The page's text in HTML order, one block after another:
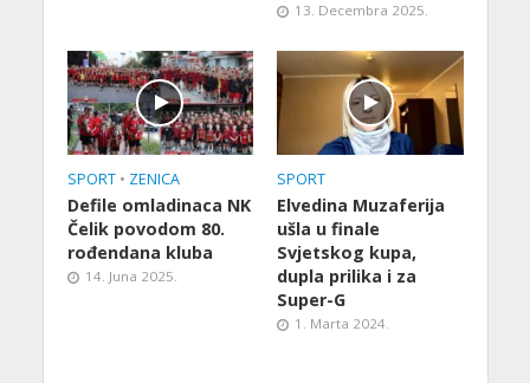
13. Decembra 2025.
SPORT • ZENICA
Defile omladinaca NK
Čelik povodom 80.
rođendana kluba
14. Juna 2025.
SPORT
Elvedina Muzaferija
ušla u finale
Svjetskog kupa,
dupla prilika i za
Super-G
1. Marta 2024.